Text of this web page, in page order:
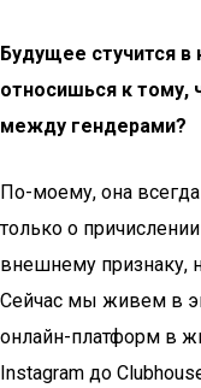
Будущее стучится
относишься к тому,
между гендерами?
По-моему, она
только о
внешнему признаку,
Сейчас мы живем в
онлайн-платформ в
Instagram до